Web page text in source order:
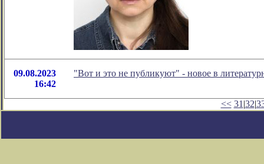
09.08.2023
16:42
"Вот и это не публикуют" - новое в
<< 31 |32|